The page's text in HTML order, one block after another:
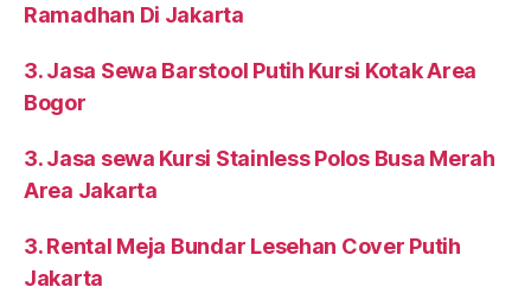
Ramadhan Di Jakarta
3. Jasa Sewa Barstool Putih Kursi Kotak Area
Bogor
3. Jasa sewa Kursi Stainless Polos Busa Merah
Area Jakarta
3. Rental Meja Bundar Lesehan Cover Putih
Jakarta